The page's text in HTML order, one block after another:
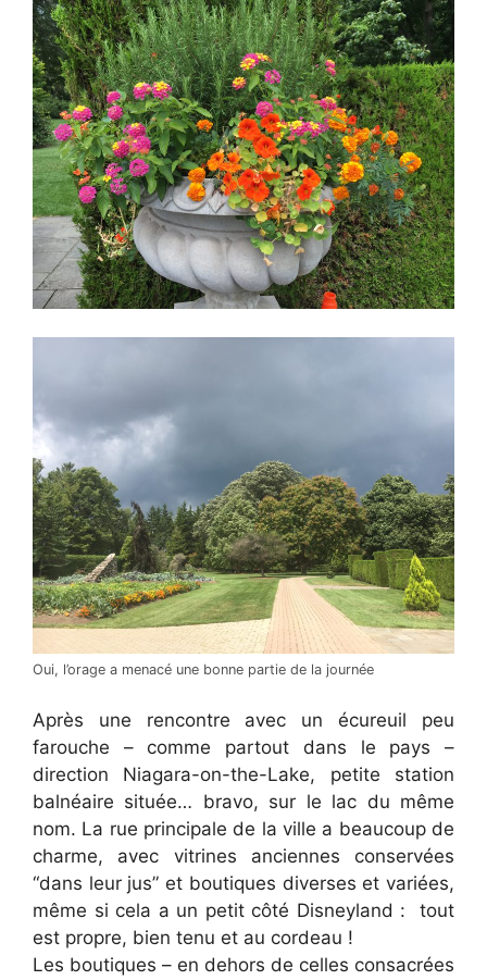
Oui, l’orage a menacé une bonne partie de la journée
Après une rencontre avec un écureuil peu
farouche – comme partout dans le pays –
direction Niagara-on-the-Lake, petite station
balnéaire située… bravo, sur le lac du même
nom. La rue principale de la ville a beaucoup de
charme, avec vitrines anciennes conservées
“dans leur jus” et boutiques diverses et variées,
même si cela a un petit côté Disneyland : tout
est propre, bien tenu et au cordeau !
Les boutiques – en dehors de celles consacrées